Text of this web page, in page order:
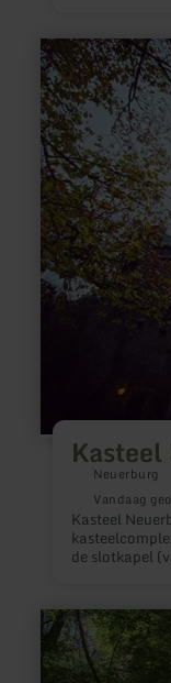
Neuerburg
Vandaag
Kasteel
de slotkapel
meer
informatie
over:
Kasteel
Neuerburg
meer
informatie
over:
Wolfsschlucht